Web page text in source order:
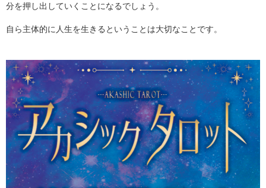
分を押し出していくことになるでしょう。
自ら主体的に人生を生きるということは大切なことです。